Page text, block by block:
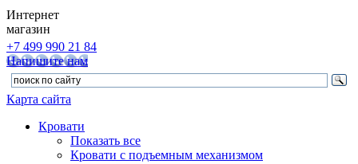
Интернет
магазин
+7 499 990 21 84
Напишите нам
Карта сайта
Кровати
Показать все
Кровати с подъемным механизмом